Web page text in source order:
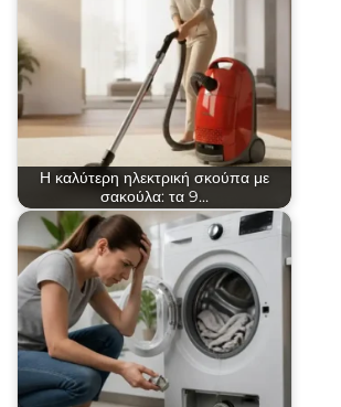
Η καλύτερη ηλεκτρική σκούπα με
σακούλα: τα 9…